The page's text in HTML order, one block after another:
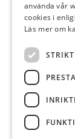
använda vår
cookies i
Läs mer om